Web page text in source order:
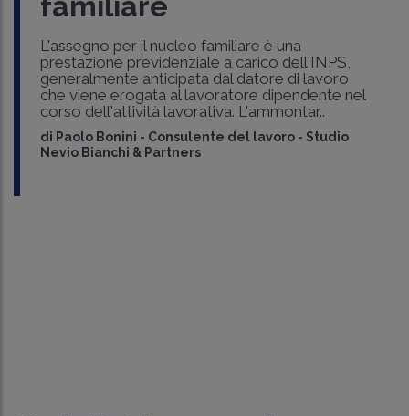
L'assegno per il nucleo familiare è una
prestazione previdenziale a carico dell'INPS,
generalmente anticipata dal datore di lavoro
che viene erogata al lavoratore dipendente nel
corso dell'attività lavorativa. L'ammontar..
di Paolo Bonini - Consulente del lavoro - Studio
Nevio Bianchi & Partners